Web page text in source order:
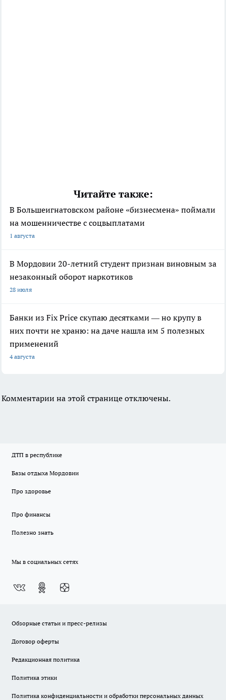
Читайте также:
В Большеигнатовском районе «бизнесмена» поймали
на мошенничестве с соцвыплатами
1 августа
В Мордовии 20-летний студент признан виновным за
незаконный оборот наркотиков
28 июля
Банки из Fix Price скупаю десятками — но крупу в
них почти не храню: на даче нашла им 5 полезных
применений
4 августа
Комментарии на этой странице отключены.
ДТП в республике
Базы отдыха Мордовии
Про здоровье
Про финансы
Полезно знать
Мы в социальных сетях
Обзорные статьи и пресс-релизы
Договор оферты
Редакционная политика
Политика этики
Политика конфиденциальности и обработки персональных данных